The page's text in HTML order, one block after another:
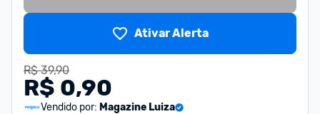
Ativar Alerta
R$ 39,90
R$ 0,90
Vendido por: Magazine Luiza